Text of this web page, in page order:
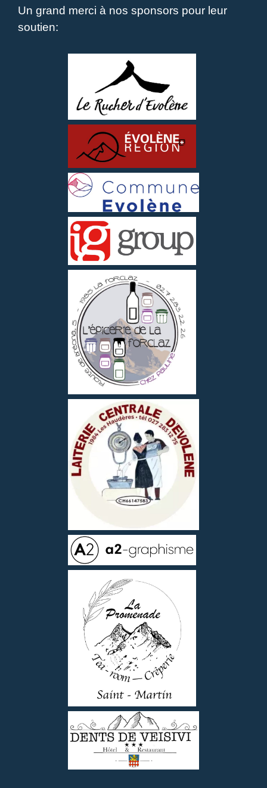
Un grand merci à nos sponsors pour leur
soutien: